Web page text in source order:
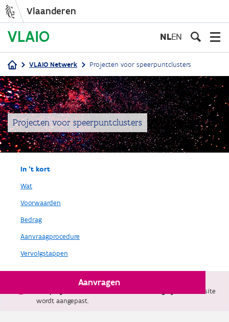
inhoud
gaan
Vlaanderen
NLEN
Kruimelpad
VLAIO Netwerk Projecten voor speerpuntclusters
Projecten voor speerpuntclusters
In 't kort
Wat
Voorwaarden
Bedrag
Aanvraagprocedure
Vervolgstappen
Aanvragen
Sinds 4 april is volgens het Vlaams defensieplan
De website
wordt aangepast.